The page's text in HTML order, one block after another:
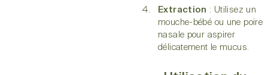
Extraction : Utilisez un
mouche-bébé ou une poire
nasale pour aspirer
délicatement le mucus.